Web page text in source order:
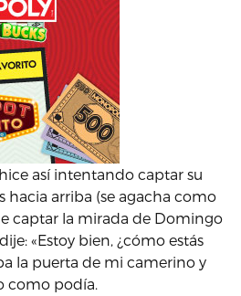
así intentando captar su
hacia arriba (se agacha como
captar la mirada de Domingo
«Estoy bien, ¿cómo estás
la puerta de mi camerino y
como podía.